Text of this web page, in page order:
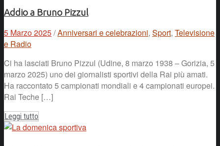
Addio a Bruno Pizzul
5 Marzo 2025/Anniversari e celebrazioni, Sport, Televisione
e Radio
Ci ha lasciati Bruno Pizzul (Udine, 8 marzo 1938 – Gorizia, 5
marzo 2025) uno dei giornalisti sportivi della Rai più amati.
Ha raccontato 5 campionati mondiali e 4 campionati europei.
Rai Teche […]
Leggi tutto